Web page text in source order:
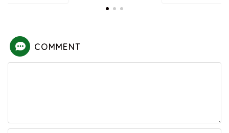
COMMENT